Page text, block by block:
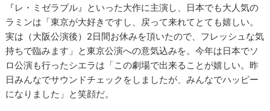
『レ・ミゼラブル』といった大作に主演し、日本でも大人気の
ラミンは「東京が大好きですし、戻って来れてとても嬉しい。
実は（大阪公演後）2日間お休みを頂いたので、フレッシュな気
持ちで臨みます」と東京公演への意気込みを。今年は日本でソ
ロ公演も行ったシエラは「この劇場で出来ることが嬉しい。昨
日みんなでサウンドチェックをしましたが、みんなでハッピー
になりました」と笑顔だ。